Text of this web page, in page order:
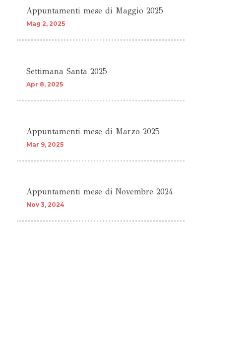
Appuntamenti mese di Maggio 2025
Mag 2, 2025
Settimana Santa 2025
Apr 8, 2025
Appuntamenti mese di Marzo 2025
Mar 9, 2025
Appuntamenti mese di Novembre 2024
Nov 3, 2024